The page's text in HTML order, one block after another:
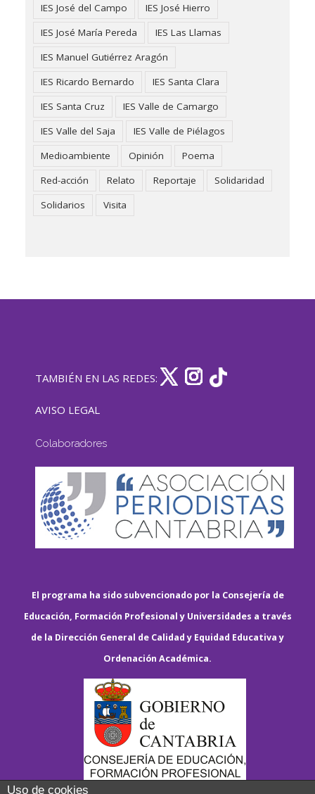
IES José del Campo
IES José Hierro
IES José María Pereda
IES Las Llamas
IES Manuel Gutiérrez Aragón
IES Ricardo Bernardo
IES Santa Clara
IES Santa Cruz
IES Valle de Camargo
IES Valle del Saja
IES Valle de Piélagos
Medioambiente
Opinión
Poema
Red-acción
Relato Reportaje
Solidaridad
Solidarios
Visita
TAMBIÉN EN LAS REDES:
AVISO LEGAL
Colaboradores
El programa ha sido subvencionado por la Consejería de
Educación, Formación Profesional y Universidades a través
de la Dirección General de Calidad y Equidad Educativa y
Ordenación Académica.
Uso de cookies